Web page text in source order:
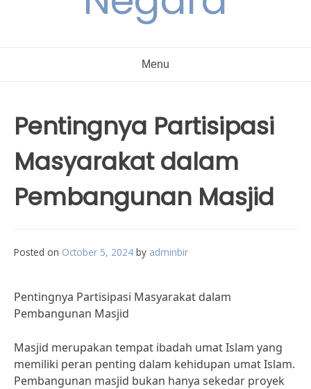
Menu
Pentingnya Partisipasi
Masyarakat dalam
Pembangunan Masjid
Posted on October 5, 2024 by adminbir
Pentingnya Partisipasi Masyarakat dalam
Pembangunan Masjid
Masjid merupakan tempat ibadah umat Islam yang
memiliki peran penting dalam kehidupan umat Islam.
Pembangunan masjid bukan hanya sekedar proyek